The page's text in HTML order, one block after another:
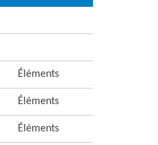
Éléments
Éléments
Éléments